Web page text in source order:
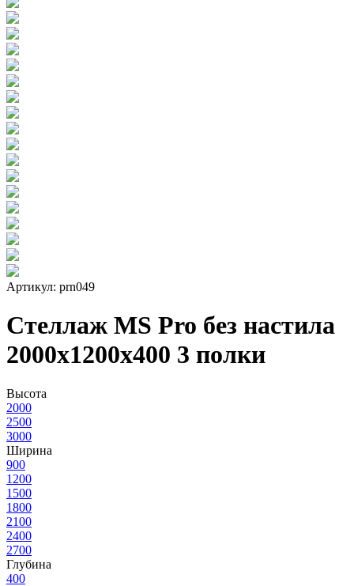
Артикул: prn049
Стеллаж MS Pro без настила
2000х1200x400 3 полки
Высота
2000
2500
3000
Ширина
900
1200
1500
1800
2100
2400
2700
Глубина
400